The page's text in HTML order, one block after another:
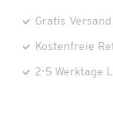
Gratis
Kostenfreie
2-5 Werktage